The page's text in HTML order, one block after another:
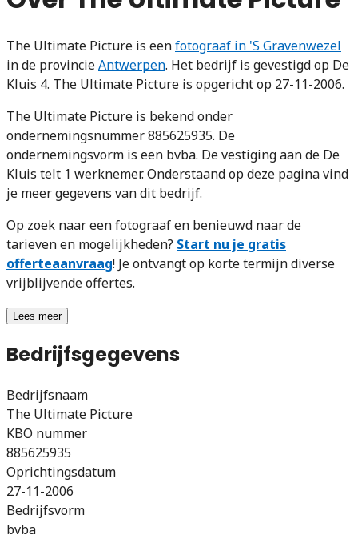
The Ultimate Picture is eenfotograaf in 'S Gravenwezel
in de provincieAntwerpen. Het bedrijf is gevestigd op De
Kluis 4. The Ultimate Picture is opgericht op 27-11-2006.
The Ultimate Picture is bekend onder
ondernemingsnummer 885625935. De
ondernemingsvorm is een bvba. De vestiging aan de De
Kluis telt 1 werknemer. Onderstaand op deze pagina vind
je meer gegevens van dit bedrijf.
Op zoek naar een fotograaf en benieuwd naar de
tarieven en mogelijkheden? Start nu je gratis
offerteaanvraag! Je ontvangt op korte termijn diverse
vrijblijvende offertes.
Lees meer
Bedrijfsgegevens
Bedrijfsnaam
The Ultimate Picture
KBO nummer
885625935
Oprichtingsdatum
27-11-2006
Bedrijfsvorm
bvba